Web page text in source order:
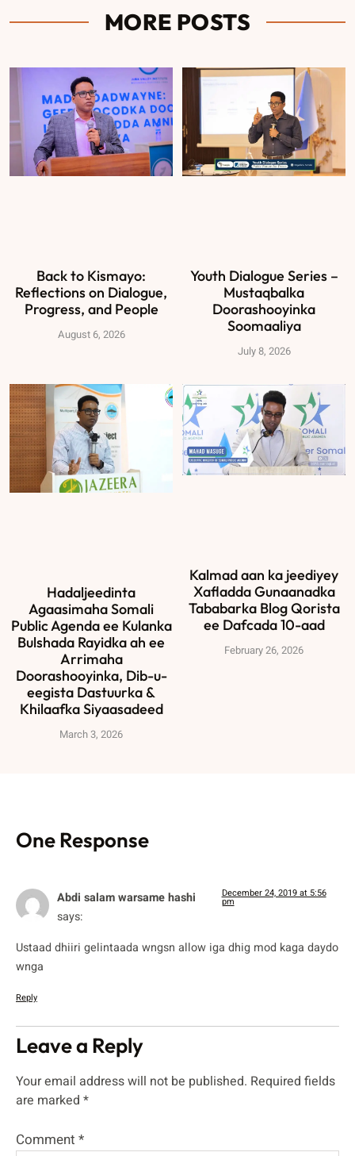
MORE POSTS
Back to Kismayo:
Reflections on Dialogue,
Progress, and People
August 6, 2026
Youth Dialogue Series –
Mustaqbalka
Doorashooyinka
Soomaaliya
July 8, 2026
Hadaljeedinta
Agaasimaha Somali
Public Agenda ee Kulanka
Bulshada Rayidka ah ee
Arrimaha
Doorashooyinka, Dib-u-
eegista Dastuurka &
Khilaafka Siyaasadeed
March 3, 2026
Kalmad aan ka jeediyey
Xafladda Gunaanadka
Tababarka Blog Qorista
ee Dafcada 10-aad
February 26, 2026
One Response
Abdi salam warsame hashi
says:
December 24, 2019 at 5:56
pm
Ustaad dhiiri gelintaada wngsn allow iga dhig mod kaga daydo
wnga
Reply
Leave a Reply
Your email address will not be published. Required fields
are marked *
Comment *